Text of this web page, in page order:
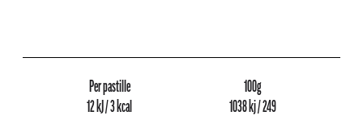
Per pastille
12 kJ / 3 kcal
100g
1038 kj / 249